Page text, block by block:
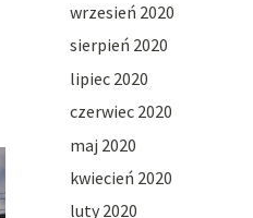
wrzesień 2020
sierpień 2020
lipiec 2020
czerwiec 2020
maj 2020
kwiecień 2020
luty 2020